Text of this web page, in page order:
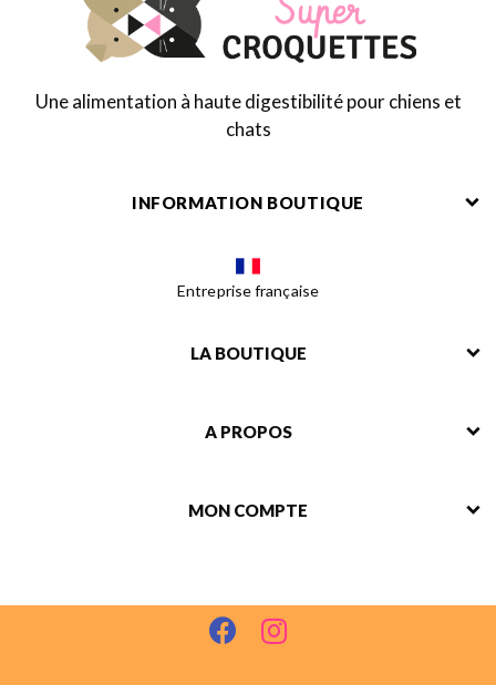
Une alimentation à haute digestibilité pour chiens et
chats
INFORMATION BOUTIQUE
Entreprise française
LA BOUTIQUE
A PROPOS
MON COMPTE